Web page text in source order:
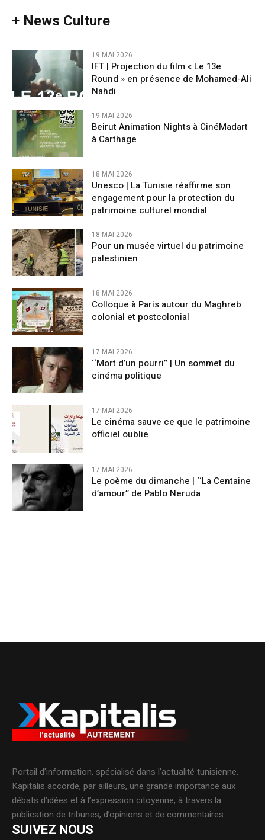
+ News Culture
19 MAI 2026
IFT | Projection du film « Le 13e
Round » en présence de Mohamed-Ali
Nahdi
19 MAI 2026
Beirut Animation Nights à CinéMadart
à Carthage
18 MAI 2026
Unesco | La Tunisie réaffirme son
engagement pour la protection du
patrimoine culturel mondial
18 MAI 2026
Pour un musée virtuel du patrimoine
palestinien
18 MAI 2026
Colloque à Paris autour du Maghreb
colonial et postcolonial
17 MAI 2026
‘‘Mort d’un pourri’’ | Un sommet du
cinéma politique
17 MAI 2026
Le cinéma sauve ce que le patrimoine
officiel oublie
17 MAI 2026
Le poème du dimanche | ‘‘La Centaine
d’amour’’ de Pablo Neruda
Portail d’information, spécialisé dans l’actualité tunisienne.
Kapitalis accorde, par ailleurs, une grande importance aux
débats d’idées et à l’expression citoyenne, à travers la
publication de tribunes, d’opinions et de commentaires.
SUIVEZ NOUS